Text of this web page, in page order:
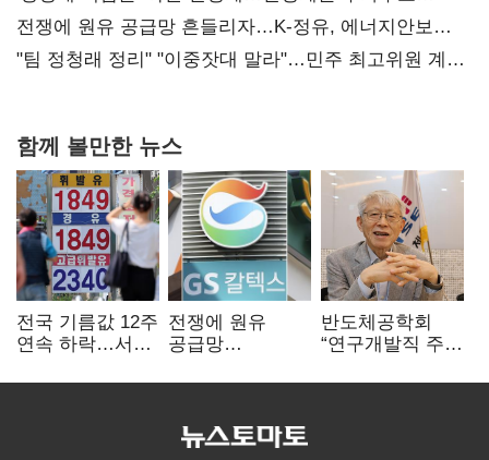
때리기
전쟁에 원유 공급망 흔들리자…K-정유, 에너지안보
핵심으로 재부상
"팀 정청래 정리" "이중잣대 말라"…민주 최고위원 계파
함께 볼만한 뉴스
전국 기름값 12주
연속 하락…서울
전쟁에 원유
공급망
정유, 에너지안보
반도체공학회
“연구개발직 주
개선해야”